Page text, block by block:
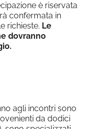
è riservata
confermata in
richieste. Le
dovranno
agli incontri sono
da dodici